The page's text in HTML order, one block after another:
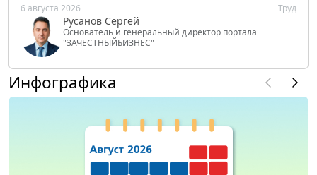
6 августа 2026 Труд
Русанов Сергей
Основатель и генеральный директор портала
"ЗАЧЕСТНЫЙБИЗНЕС"
Инфографика